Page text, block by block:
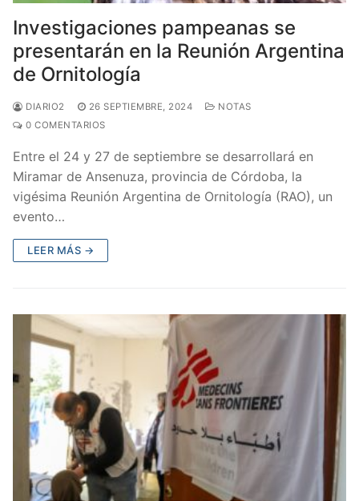
Investigaciones pampeanas se
presentarán en la Reunión Argentina
de Ornitología
DIARIO2 26 SEPTIEMBRE, 2024
NOTAS
0 COMENTARIOS
Entre el 24 y 27 de septiembre se desarrollará en
Miramar de Ansenuza, provincia de Córdoba, la
vigésima Reunión Argentina de Ornitología (RAO), un
evento…
LEER MÁS →